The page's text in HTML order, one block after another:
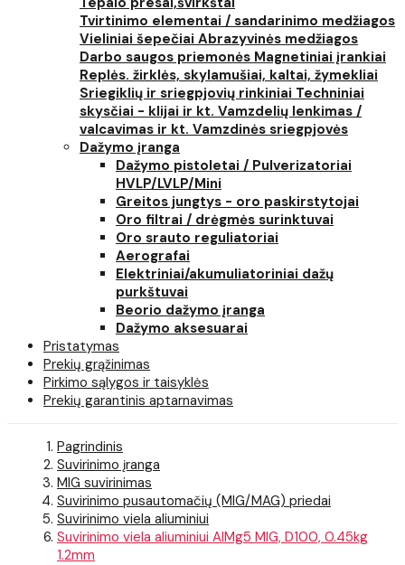
Tvirtinimo elementai / sandarinimo medžiagos
Vieliniai šepečiai Abrazyvinės medžiagos
Darbo saugos priemonės Magnetiniai įrankiai
Replės. žirklės, skylamušiai, kaltai, žymekliai
Sriegiklių ir sriegpjovių rinkiniai Techniniai
skysčiai - klijai ir kt. Vamzdelių lenkimas /
valcavimas ir kt. Vamzdinės sriegpjovės
Dažymo įranga
Dažymo pistoletai / Pulverizatoriai
HVLP/LVLP/Mini
Greitos jungtys - oro paskirstytojai
Oro filtrai / drėgmės surinktuvai
Oro srauto reguliatoriai
Aerografai
Elektriniai/akumuliatoriniai dažų
purkštuvai
Beorio dažymo įranga
Dažymo aksesuarai
Pristatymas
Prekių grąžinimas
Pirkimo sąlygos ir taisyklės
Prekių garantinis aptarnavimas
Pagrindinis
Suvirinimo įranga
MIG suvirinimas
Suvirinimo pusautomačių (MIG/MAG) priedai
Suvirinimo viela aliuminiui
Suvirinimo viela aliuminiui AlMg5 MIG, D100, 0.45kg
1.2mm